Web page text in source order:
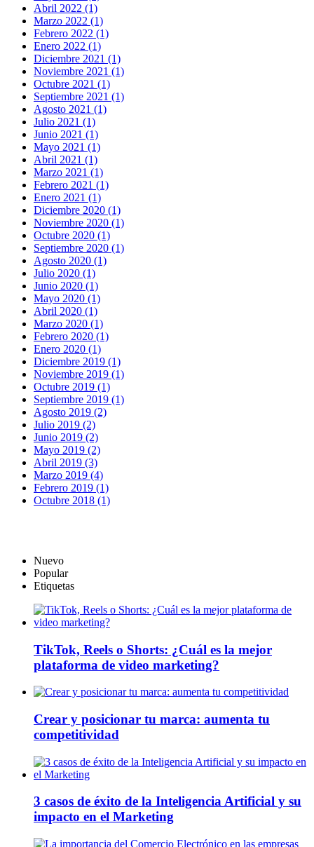
Abril 2022 (1)
Marzo 2022 (1)
Febrero 2022 (1)
Enero 2022 (1)
Diciembre 2021 (1)
Noviembre 2021 (1)
Octubre 2021 (1)
Septiembre 2021 (1)
Agosto 2021 (1)
Julio 2021 (1)
Junio 2021 (1)
Mayo 2021 (1)
Abril 2021 (1)
Marzo 2021 (1)
Febrero 2021 (1)
Enero 2021 (1)
Diciembre 2020 (1)
Noviembre 2020 (1)
Octubre 2020 (1)
Septiembre 2020 (1)
Agosto 2020 (1)
Julio 2020 (1)
Junio 2020 (1)
Mayo 2020 (1)
Abril 2020 (1)
Marzo 2020 (1)
Febrero 2020 (1)
Enero 2020 (1)
Diciembre 2019 (1)
Noviembre 2019 (1)
Octubre 2019 (1)
Septiembre 2019 (1)
Agosto 2019 (2)
Julio 2019 (2)
Junio 2019 (2)
Mayo 2019 (2)
Abril 2019 (3)
Marzo 2019 (4)
Febrero 2019 (1)
Octubre 2018 (1)
Nuevo
Popular
Etiquetas
TikTok, Reels o Shorts: ¿Cuál es la mejor
plataforma de video marketing?
Crear y posicionar tu marca: aumenta tu
competitividad
3 casos de éxito de la Inteligencia Artificial y su
impacto en el Marketing